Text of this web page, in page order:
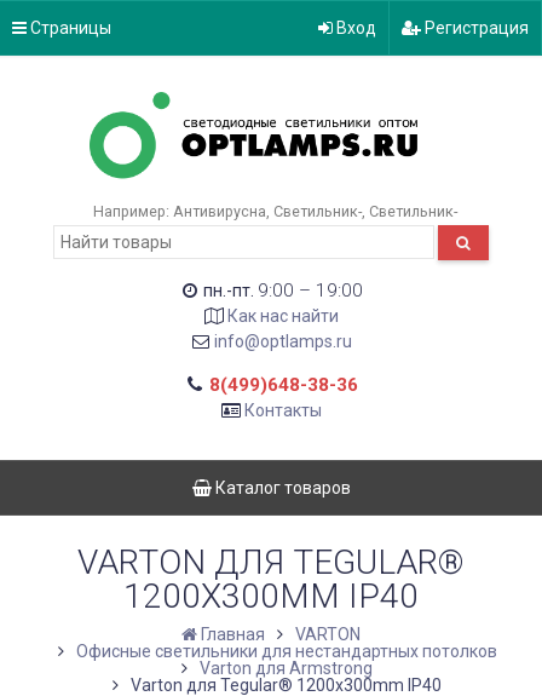
Страницы Вход Регистрация
Например: Антивирусна Светильник- Светильник-
пн.-пт. 9:00 – 19:00
Как нас найти
info@optlamps.ru
8(499)648-38-36
Контакты
Каталог товаров
VARTON ДЛЯ TEGULAR®
1200X300MM IP40
Главная
VARTON
Офисные светильники для нестандартных потолков
Varton для Armstrong
Varton для Tegular® 1200x300mm IP40